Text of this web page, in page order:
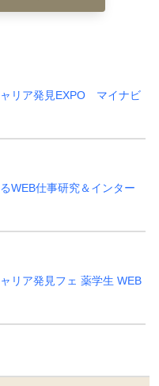
リア発見EXPO マイナビ
WEB仕事研究＆インター
リア発見フェ 薬学生 WEB